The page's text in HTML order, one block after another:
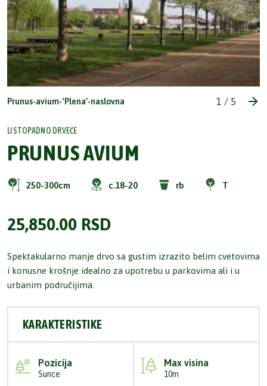
Prunus-avium-‘Plena’-naslovna 1 / 5
LISTOPADNO DRVEĆE
PRUNUS AVIUM
250-300cm c.18-20 rb T
25,850.00 RSD
Spektakularno manje drvo sa gustim izrazito belim cvetovima
i konusne krošnje idealno za upotrebu u parkovima ali i u
urbanim područijima.
KARAKTERISTIKE
Pozicija
Sunce
Max visina
10m